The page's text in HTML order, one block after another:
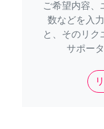
ご希望内容、
数などを入
と、そのリク
サポー